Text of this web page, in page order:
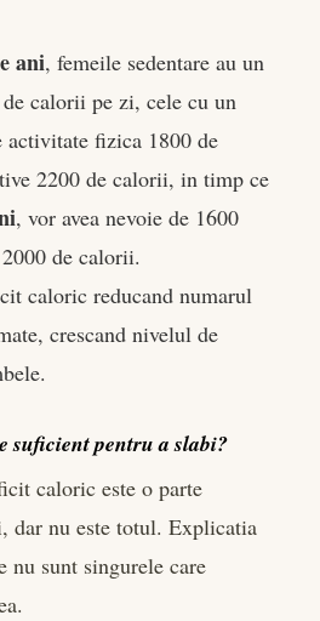
ani, femeile sedentare au un
calorii pe zi, cele cu un
activitate fizica 1800 de
2200 de calorii, in timp ce
, vor avea nevoie de 1600
de calorii.
caloric reducand numarul
crescand nivelul de
suficient pentru a slabi?
caloric este o parte
dar nu este totul. Explicatia
nu sunt singurele care